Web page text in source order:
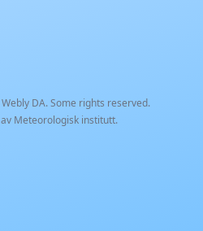
Webly DA. Some rights reserved.
Meteorologisk institutt.